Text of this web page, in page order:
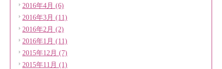
2016年4月 (6)
2016年3月 (11)
2016年2月 (2)
2016年1月 (11)
2015年12月 (7)
2015年11月 (1)